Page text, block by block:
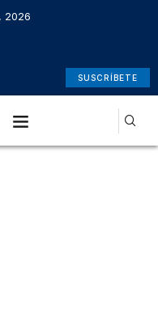
2026
SUSCRÍBETE